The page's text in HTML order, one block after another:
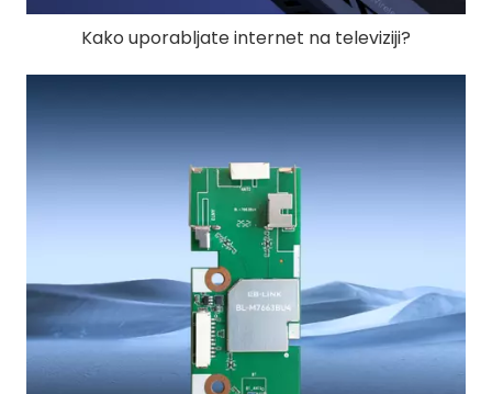
Kako uporabljate internet na televiziji?